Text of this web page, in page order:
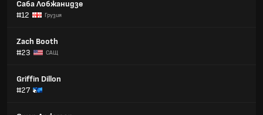
Саба Лобжанидзе
#12
Грузия
Zach Booth
#23
САЩ
Griffin Dillon
#27